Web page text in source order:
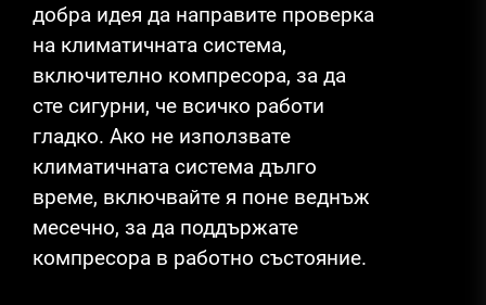
добра идея да направите проверка
на климатичната система,
включително компресора, за да
сте сигурни, че всичко работи
гладко. Ако не използвате
климатичната система дълго
време, включвайте я поне веднъж
месечно, за да поддържате
компресора в работно състояние.